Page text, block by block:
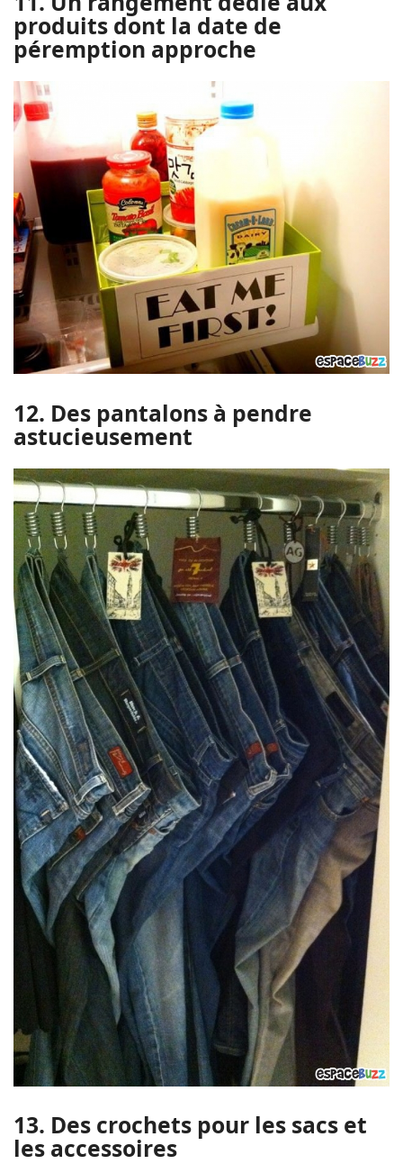
produits dont la date de
péremption approche
12. Des pantalons à pendre
astucieusement
13. Des crochets pour les sacs et
les accessoires